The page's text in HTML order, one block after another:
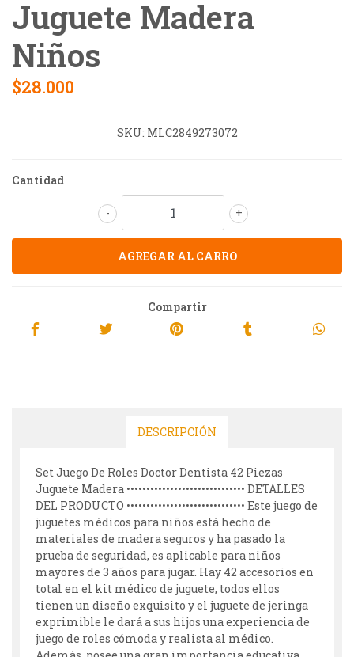
Juguete Madera
Niños
$28.000
SKU: MLC2849273072
Cantidad
+
-
Compartir
DESCRIPCIÓN
Set Juego De Roles Doctor Dentista 42 Piezas
Juguete Madera •••••••••••••••••••••••••••••• DETALLES
DEL PRODUCTO •••••••••••••••••••••••••••••• Este juego de
juguetes médicos para niños está hecho de
materiales de madera seguros y ha pasado la
prueba de seguridad, es aplicable para niños
mayores de 3 años para jugar. Hay 42 accesorios en
total en el kit médico de juguete, todos ellos
tienen un diseño exquisito y el juguete de jeringa
exprimible le dará a sus hijos una experiencia de
juego de roles cómoda y realista al médico.